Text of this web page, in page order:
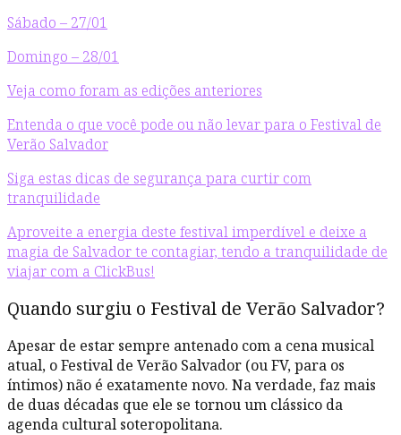
Sábado – 27/01
Domingo – 28/01
Veja como foram as edições anteriores
Entenda o que você pode ou não levar para o Festival de
Verão Salvador
Siga estas dicas de segurança para curtir com
tranquilidade
Aproveite a energia deste festival imperdível e deixe a
magia de Salvador te contagiar, tendo a tranquilidade de
viajar com a ClickBus!
Quando surgiu o Festival de Verão Salvador?
Apesar de estar sempre antenado com a cena musical
atual, o Festival de Verão Salvador (ou FV, para os
íntimos) não é exatamente novo. Na verdade, faz mais
de duas décadas que ele se tornou um clássico da
agenda cultural soteropolitana.